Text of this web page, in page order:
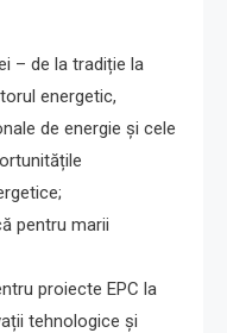
– de la tradiție la
energetic,
de energie și cele
pentru marii
proiecte EPC la
tehnologice și